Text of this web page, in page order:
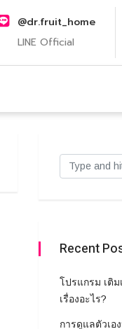
@dr.fruit_home
LINE Official
Recent
โปรแกรม เติ
เรื่องอะไร?
การดูแลตัวเอ